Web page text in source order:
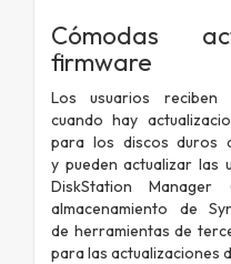
Cómodas
firmware
Los usuarios reciben
cuando hay
para los discos duros
y pueden actualizar las
DiskStation Manager
almacenamiento de
de herramientas de
para las actualizaciones